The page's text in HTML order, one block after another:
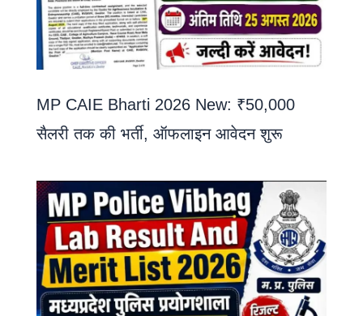
MP CAIE Bharti 2026 New: ₹50,000
सैलरी तक की भर्ती, ऑफलाइन आवेदन शुरू